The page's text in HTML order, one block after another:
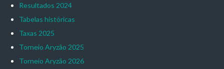
Resultados 2024
Tabelas históricas
Taxas 2025
Torneio Aryzão 2025
Torneio Aryzão 2026